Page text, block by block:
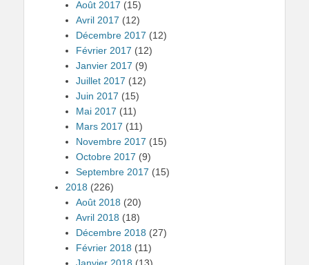
Août 2017 (15)
Avril 2017 (12)
Décembre 2017 (12)
Février 2017 (12)
Janvier 2017 (9)
Juillet 2017 (12)
Juin 2017 (15)
Mai 2017 (11)
Mars 2017 (11)
Novembre 2017 (15)
Octobre 2017 (9)
Septembre 2017 (15)
2018 (226)
Août 2018 (20)
Avril 2018 (18)
Décembre 2018 (27)
Février 2018 (11)